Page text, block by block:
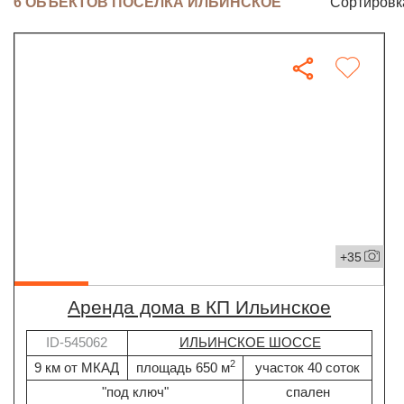
+35
Аренда дома в КП Ильинское
ID-545062
ИЛЬИНСКОЕ ШОССЕ
9 км от МКАД
площадь 650 м2
участок 40 соток
"под ключ"
спален